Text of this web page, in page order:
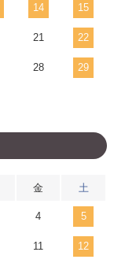
14 15
21 22
28 29
金 土
4 5
11 12